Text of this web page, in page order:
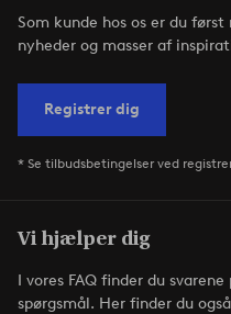
Som kunde hos os er du
nyheder og masser af
Registrer dig
* Se tilbudsbetingelser ved
Vi hjælper dig
I vores FAQ finder du
spørgsmål. Her finder du